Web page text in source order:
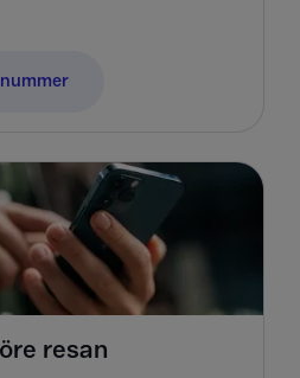
resan